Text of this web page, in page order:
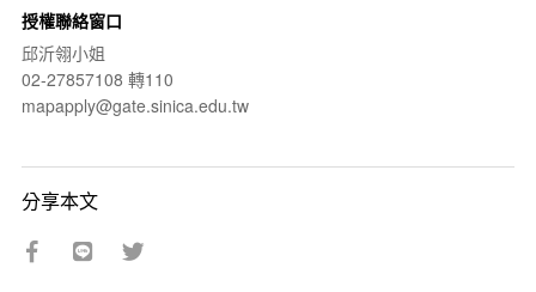
授權聯絡窗口
邱沂翎小姐
02-27857108 轉110
mapapply@gate.sinica.edu.tw
分享本文